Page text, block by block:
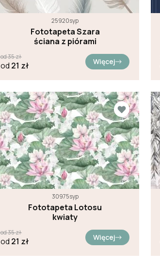
25920syp
Fototapeta Szara
ściana z piórami
od35zł
od 21 zł Więcej
30975syp
Fototapeta Lotosu
kwiaty
od35zł
od 21 zł Więcej